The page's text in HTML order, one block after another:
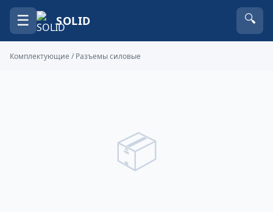
☰ SOLID 🔍
Комплектующие /Разъемы силовые
📦